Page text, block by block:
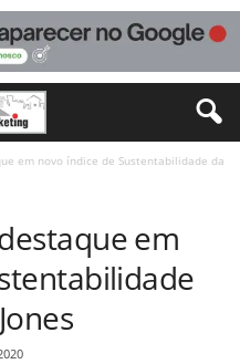
em novo índice de Sustentabilidade da
em